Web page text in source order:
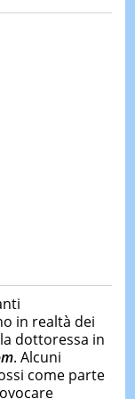
in realtà dei
dottoressa in
. Alcuni
come parte